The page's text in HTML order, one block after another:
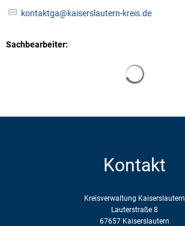
kontaktga@kaiserslautern-kreis.de
Sachbearbeiter:
Kontakt
Kreisverwaltung Kaiserslautern
Lauterstraße 8
67657 Kaiserslautern